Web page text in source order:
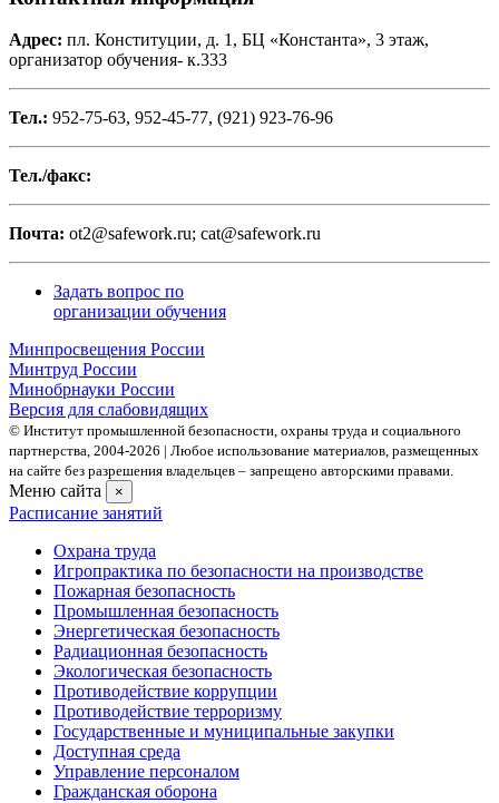
Адрес: пл. Конституции, д. 1, БЦ «Константа», 3 этаж,
организатор обучения- к.333
Тел.: 952-75-63, 952-45-77, (921) 923-76-96
Тел./факс:
Почта: ot2@safework.ru; cat@safework.ru
Задать вопрос по
организации обучения
Минпросвещения России
Минтруд России
Минобрнауки России
Версия для слабовидящих
© Институт промышленной безопасности, охраны труда и социального
партнерства, 2004- 2026 | Любое использование материалов, размещенных
на сайте без разрешения владельцев – запрещено авторскими правами.
Меню сайта ×
Расписание занятий
Охрана труда
Игропрактика по безопасности на производстве
Пожарная безопасность
Промышленная безопасность
Энергетическая безопасность
Радиационная безопасность
Экологическая безопасность
Противодействие коррупции
Противодействие терроризму
Государственные и муниципальные закупки
Доступная среда
Управление персоналом
Гражданская оборона